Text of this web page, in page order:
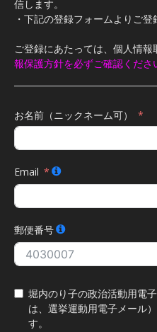
信します。
・下記の登録フォームよりご登
ご登録にあたっては、個人情
報保護方針を必ずご確認くださ
お名前（ニックネーム可）
Email
郵便番号
堀内のり子の政治活動用電
は、選挙運動用電子メール
す。